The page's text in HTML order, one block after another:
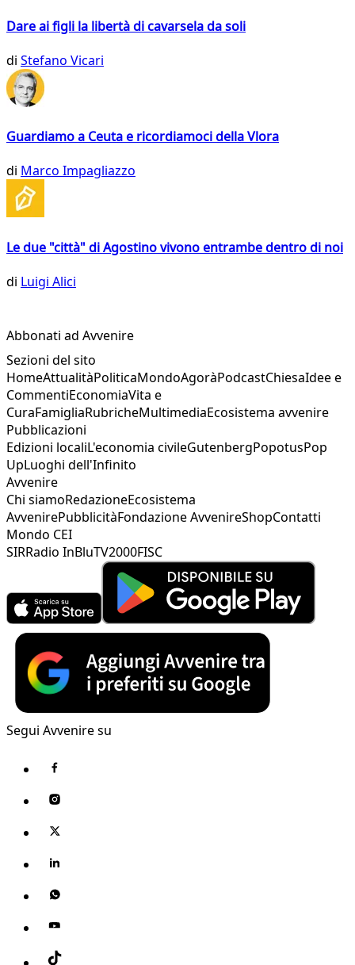
Dare ai figli la libertà di cavarsela da soli
di Stefano Vicari
Guardiamo a Ceuta e ricordiamoci della Vlora
di Marco Impagliazzo
Le due "città" di Agostino vivono entrambe dentro di noi
di Luigi Alici
Abbonati ad Avvenire
Sezioni del sito
HomeAttualitàPoliticaMondoAgoràPodcastChiesaIdee e
CommentiEconomiaVita e
CuraFamigliaRubricheMultimediaEcosistema avvenire
Pubblicazioni
Edizioni localiL'economia civileGutenbergPopotusPop
UpLuoghi dell'Infinito
Avvenire
Chi siamoRedazioneEcosistema
AvvenirePubblicitàFondazione AvvenireShopContatti
Mondo CEI
SIRRadio InBluTV2000FISC
Segui Avvenire su